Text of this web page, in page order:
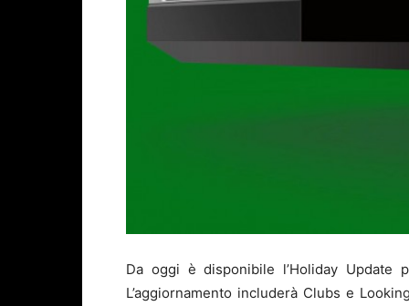
Da oggi è disponibile l’Holiday Update
L’aggiornamento includerà Clubs e